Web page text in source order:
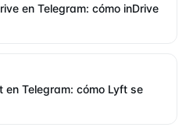
en Telegram: cómo inDrive
en Telegram: cómo Lyft se